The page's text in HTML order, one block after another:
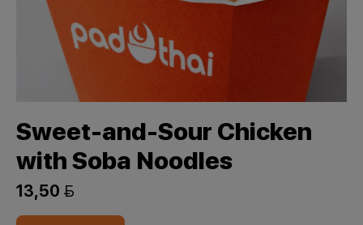
Sweet-and-Sour Chicken
with Soba Noodles
13,50 